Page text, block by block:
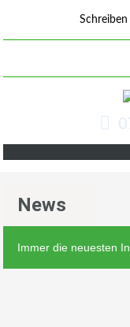
Schreiben
News
Immer die neuesten